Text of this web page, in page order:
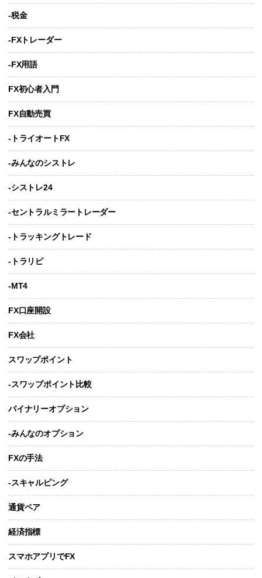
-税金
-FXトレーダー
-FX用語
FX初心者入門
FX自動売買
-トライオートFX
-みんなのシストレ
-シストレ24
-セントラルミラートレーダー
-トラッキングトレード
-トラリピ
-MT4
FX口座開設
FX会社
スワップポイント
-スワップポイント比較
バイナリーオプション
-みんなのオプション
FXの手法
-スキャルピング
通貨ペア
経済指標
スマホアプリでFX